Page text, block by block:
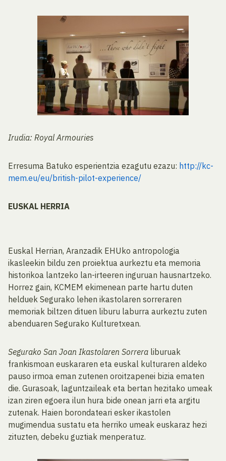
Irudia: Royal Armouries
Erresuma Batuko esperientzia ezagutu ezazu: http://kc-
mem.eu/eu/british-pilot-experience/
EUSKAL HERRIA
Euskal Herrian, Aranzadik EHUko antropologia
ikasleekin bildu zen proiektua aurkeztu eta memoria
historikoa lantzeko lan-irteeren inguruan hausnartzeko.
Horrez gain, KCMEM ekimenean parte hartu duten
helduek Segurako lehen ikastolaren sorreraren
memoriak biltzen dituen liburu laburra aurkeztu zuten
abenduaren Segurako Kulturetxean.
Segurako San Joan Ikastolaren Sorrera liburuak
frankismoan euskararen eta euskal kulturaren aldeko
pauso irmoa eman zutenen oroitzapenei bizia ematen
die. Gurasoak, laguntzaileak eta bertan hezitako umeak
izan ziren egoera ilun hura bide onean jarri eta argitu
zutenak. Haien borondateari esker ikastolen
mugimendua sustatu eta herriko umeak euskaraz hezi
zituzten, debeku guztiak menperatuz.